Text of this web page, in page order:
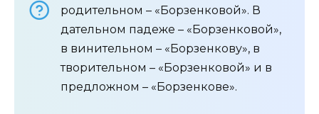
родительном – «Борзенковой». В
дательном падеже – «Борзенковой»,
в винительном – «Борзенкову», в
творительном – «Борзенковой» и в
предложном – «Борзенкове».